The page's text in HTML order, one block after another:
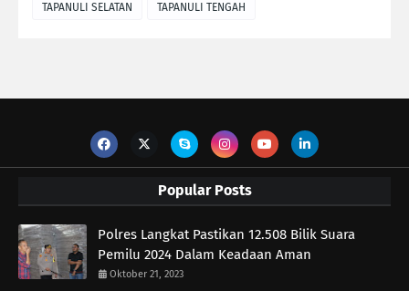
TAPANULI SELATAN TAPANULI TENGAH
Popular Posts
Polres Langkat Pastikan 12.508 Bilik Suara
Pemilu 2024 Dalam Keadaan Aman
Oktober 21, 2023